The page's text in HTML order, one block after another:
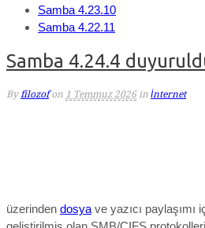
Samba 4.23.10
Samba 4.22.11
Samba 4.24.4
By filozof on 1 Temmuz 2026 in İnternet
üzerinden dosya ve yazıcı paylaşımı